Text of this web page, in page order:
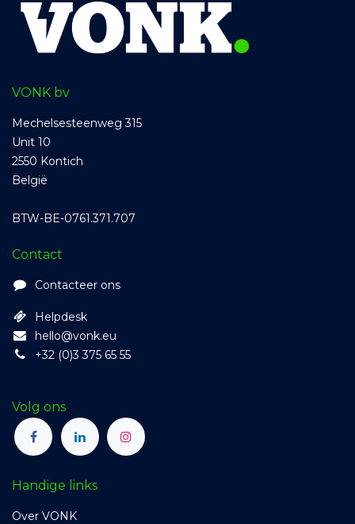
VONK bv
Mechelsesteenweg 315
Unit 10
2550 Kontich
België
BTW-BE-0761.371.707
Contact
Contacteer ons
Helpdesk
hello@vonk.eu
+32 (0)3 375 65 55
Volg ons
Handige links
Over VONK